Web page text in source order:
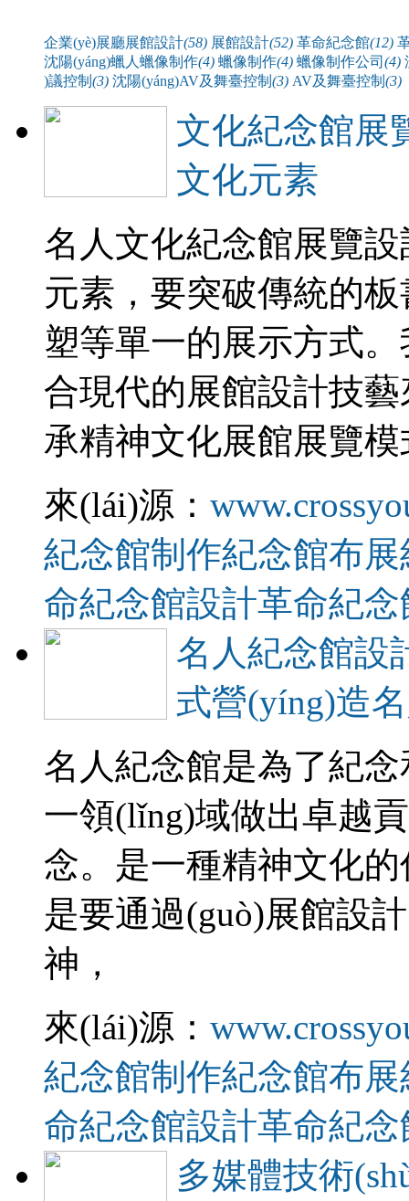
企業(yè)展廳展館設計(58) 展館設計(52) 革命紀念館(12)
沈陽(yáng)蠟人蠟像制作(4) 蠟像制作(4) 蠟像制作公司 (4)
)議控制 (3) 沈陽(yáng)AV及舞臺控制 (3) AV及舞臺控制 (3)
文化紀念館展
文化元素
名人文化紀念館展覽
元素，要突破傳統的
塑等單一的展示方式
合現代的展館設計技
承精神文化展館展覽模
來(lái)源：
紀念館制作紀念館布展
命紀念館設計革命紀念
名人紀念館設
式營(yíng)造
名人紀念館是為了紀念和
一領(lǐng)域做出卓越貢
念。是一種精神文
是要通過(guò)展館設
神，
來(lái)源：
紀念館制作紀念館布展
命紀念館設計革命紀念
多媒體技術